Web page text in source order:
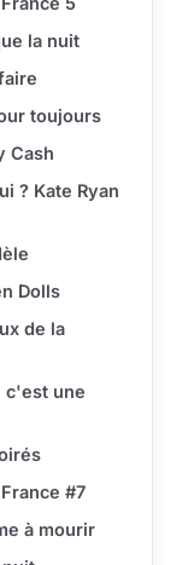
la nuit
toujours
Cash
? Kate Ryan
Dolls
de la
c'est une
#7
à mourir